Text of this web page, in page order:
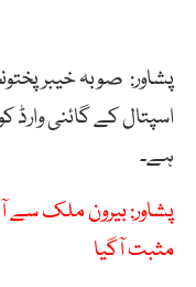
پشاور: صوبہ
ہے۔
مثبت آگیا